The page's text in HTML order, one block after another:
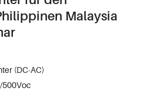
Malaysia
(DC-AC)
500Voc